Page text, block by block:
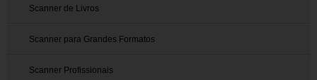
Scanner de Livros
Scanner para Grandes Formatos
Scanner Profissionais